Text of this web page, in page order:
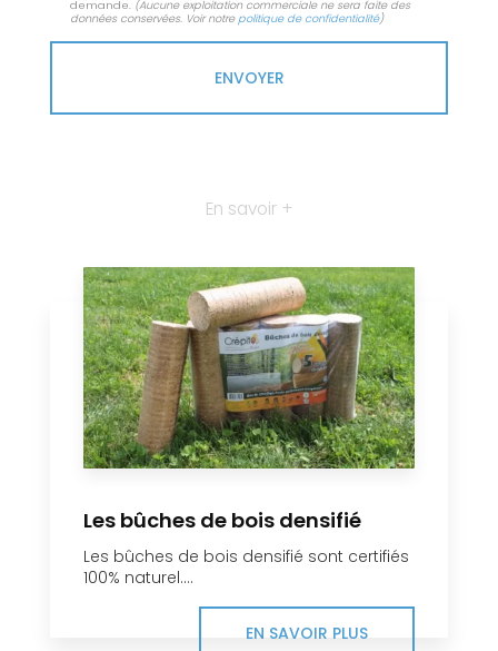
demande. (Aucune exploitation commerciale ne sera faite des
données conservées. Voir notre politique de confidentialité)
En savoir +
Les bûches de bois densifié
Les bûches de bois densifié sont certifiés
100% naturel....
EN SAVOIR PLUS